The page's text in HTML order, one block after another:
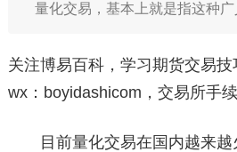
量化交易，基本上就是指这种广
关注博易百科，学习期货交易
wx：boyidashicom，交易所手
目前量化交易在国内越来越